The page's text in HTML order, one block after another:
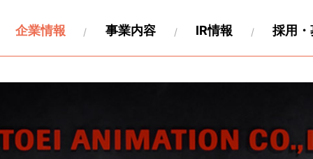
沿革 製作工程について 関連会社 ペロ
企業情報
関連事業 海外展開
事業内容
IR資料 IRカレンダー 株式情報 個人投
IR情報
キャリア採用 パートナー募集情報
採用